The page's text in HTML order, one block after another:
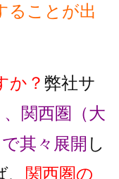
ることが出
か？ 弊社サ
関西圏（大
其々展開 し
関西圏の